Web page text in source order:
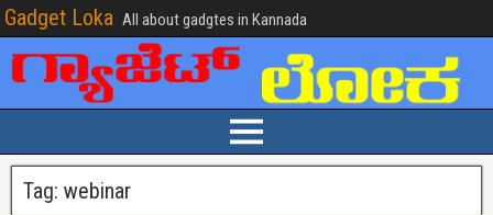
Gadget Loka All about gadgtes in Kannada
Tag: webinar